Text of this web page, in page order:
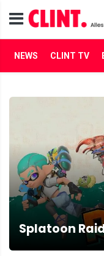
NEWS CLINT TV
Splatoon